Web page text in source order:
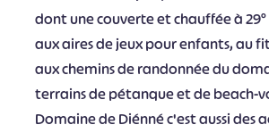
dont une couverte et chauffée à
aux aires de jeux pour enfants, au
aux chemins de randonnée du
terrains de pétanque et de beach-
Domaine de Diénné c'est aussi des